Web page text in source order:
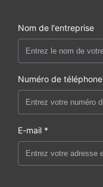
Nom de l'entreprise
Numéro de téléphone
E-mail *